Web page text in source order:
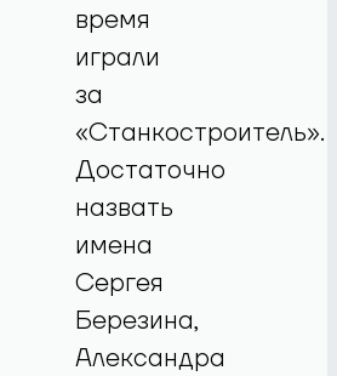
время
играли
за
«Станкостроитель».
Достаточно
назвать
имена
Сергея
Березина,
Александра